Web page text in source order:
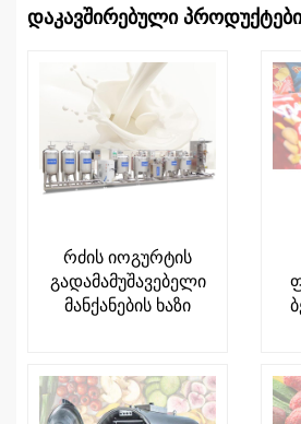
დაკავშირებული პროდუქტები
რძის იოგურტის
გადამამუშავებელი
მანქანების ხაზი